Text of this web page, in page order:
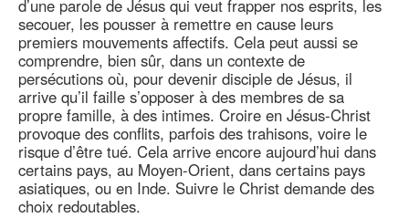
d’une parole de Jésus qui veut frapper nos esprits, les
secouer, les pousser à remettre en cause leurs
premiers mouvements affectifs. Cela peut aussi se
comprendre, bien sûr, dans un contexte de
persécutions où, pour devenir disciple de Jésus, il
arrive qu’il faille s’opposer à des membres de sa
propre famille, à des intimes. Croire en Jésus-Christ
provoque des conflits, parfois des trahisons, voire le
risque d’être tué. Cela arrive encore aujourd’hui dans
certains pays, au Moyen-Orient, dans certains pays
asiatiques, ou en Inde. Suivre le Christ demande des
choix redoutables.